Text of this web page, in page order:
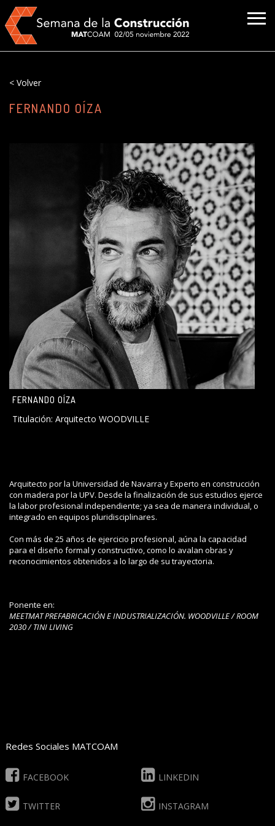
< Volver
FERNANDO OÍZA
FERNANDO OÍZA
Titulación: Arquitecto WOODVILLE
Arquitecto por la Universidad de Navarra y Experto en construcción
con madera por la UPV. Desde la finalización de sus estudios ejerce
la labor profesional independiente; ya sea de manera individual, o
integrado en equipos pluridisciplinares.
Con más de 25 años de ejercicio profesional, aúna la capacidad
para el diseño formal y constructivo, como lo avalan obras y
reconocimientos obtenidos a lo largo de su trayectoria.
Ponente en:
MEETMAT PREFABRICACIÓN E INDUSTRIALIZACIÓN. WOODVILLE / ROOM
2030 / TINI LIVING
Redes Sociales MATCOAM
FACEBOOK
TWITTER
LINKEDIN
INSTAGRAM